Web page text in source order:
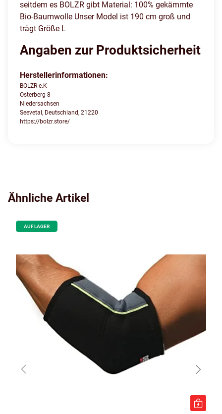
seitdem es BOLZR gibt Material: 100% gekämmte
Bio-Baumwolle Unser Model ist 190 cm groß und
trägt Größe L
Angaben zur Produktsicherheit
Herstellerinformationen:
BOLZR e.K
Osterberg 8
Niedersachsen
Seevetal, Deutschland, 21220
https://bolzr.store/
Ähnliche Artikel
AUF LAGER